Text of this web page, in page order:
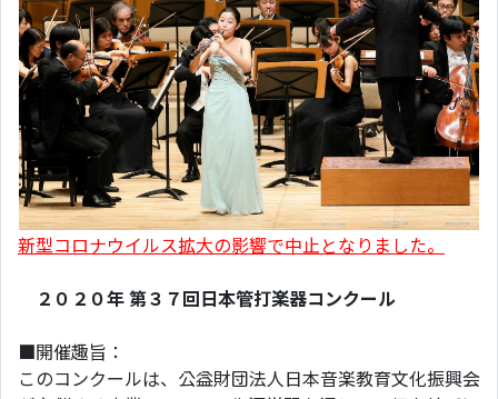
新型コロナウイルス拡大の影響で中止となりました。
２０２０年 第３７回日本管打楽器コンクール
■開催趣旨：
このコンクールは、公益財団法人日本音楽教育文化振興会